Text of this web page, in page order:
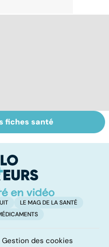
Glandes
salivaires : les
glande parotide
fiches santé
LE MAG DE LA SANTÉ
Gestion des cookies